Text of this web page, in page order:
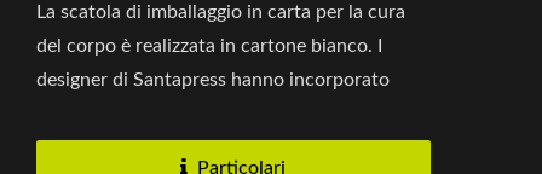
La scatola di imballaggio in carta per la cura
del corpo è realizzata in cartone bianco. I
designer di Santapress hanno incorporato
Particolari